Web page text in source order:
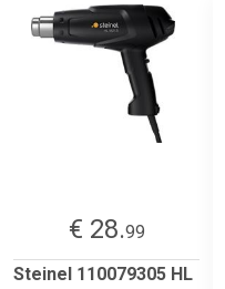
€ 28.99
Steinel 110079305 HL